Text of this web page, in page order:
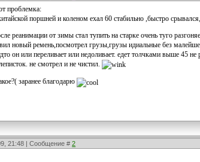
проблемка:
поршней и коленом ехал 60 стабильно ,быстро
реанимации от зимы стал тупить на старке очень туго
новый ремень,посмотрел грузы,грузы идиальные без
он или переливает или недоливает. едет толчками выше 45 не
не смотрел и не чистил.
заранее благодарю
21:48 | Сообщение #2